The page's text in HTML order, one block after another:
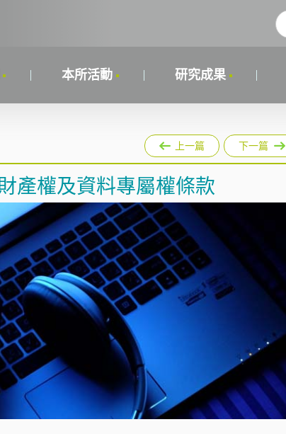
本所活動 研究成果
上一篇 下一篇
產權及資料專屬權條款